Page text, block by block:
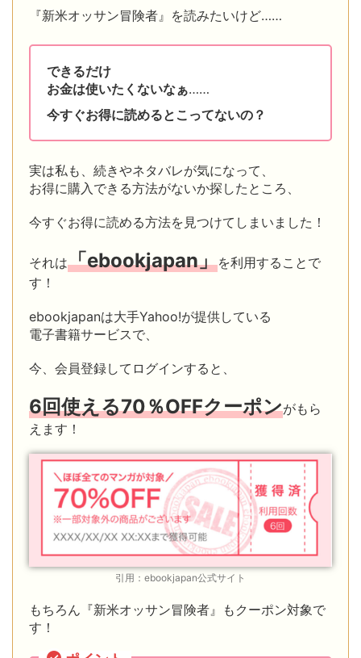
『新米オッサン冒険者』を読みたいけど……
できるだけ
お金は使いたくないなぁ……
今すぐお得に読めるとこってないの？
実は私も、続きやネタバレが気になって、
お得に購入できる方法がないか探したところ、
今すぐお得に読める方法を見つけてしまいました！
それは「ebookjapan」を利用することで
す！
ebookjapanは大手Yahoo!が提供している
電子書籍サービスで、
今、会員登録してログインすると、
6回使える70％OFFクーポンがもら
えます！
引用：ebookjapan公式サイト
もちろん『新米オッサン冒険者』もクーポン対象で
す！